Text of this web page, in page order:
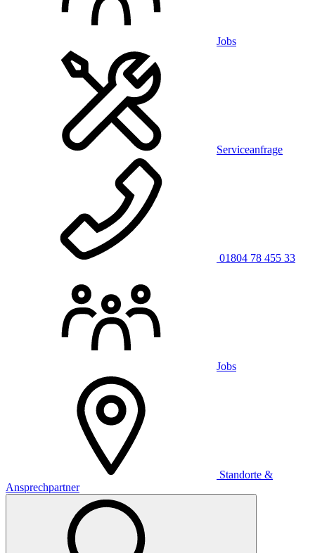
Jobs
Serviceanfrage
01804 78 455 33
Jobs
Standorte &
Ansprechpartner